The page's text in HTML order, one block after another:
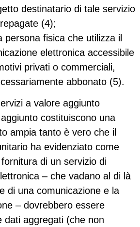
destinatario di tale servizio
(4);
persona fisica che utilizza il
elettronica accessibile
privati o commerciali,
abbonato (5).
a valore aggiunto
costituiscono una
ampia tanto è vero che il
ha evidenziato come
di un servizio di
– che vadano al di là
di una comunicazione e la
– dovrebbero essere
dati aggregati (che non